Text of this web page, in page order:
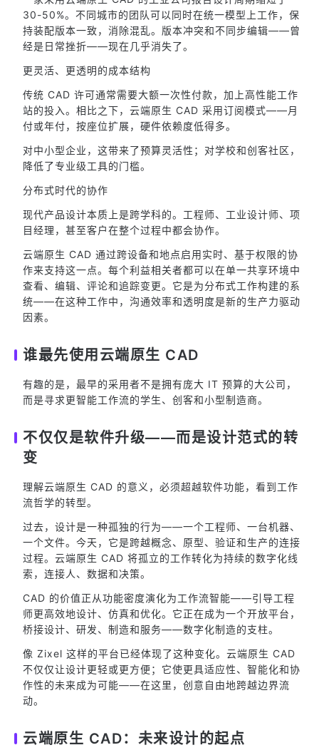
30-50%。不同城市的团队可以同时在统一模型上工作，保
持装配版本一致，消除混乱。版本冲突和不同步编辑——曾
经是日常挫折——现在几乎消失了。
更灵活、更透明的成本结构
传统 CAD 许可通常需要大额一次性付款，加上高性能工作
站的投入。相比之下，云端原生 CAD 采用订阅模式——月
付或年付，按座位扩展，硬件依赖度低得多。
对中小型企业，这带来了预算灵活性；对学校和创客社区，
降低了专业级工具的门槛。
分布式时代的协作
现代产品设计本质上是跨学科的。工程师、工业设计师、项
目经理，甚至客户在整个过程中都会协作。
云端原生 CAD 通过跨设备和地点启用实时、基于权限的协
作来支持这一点。每个利益相关者都可以在单一共享环境中
查看、编辑、评论和追踪变更。它是为分布式工作构建的系
统——在这种工作中，沟通效率和透明度是新的生产力驱动
因素。
谁最先使用云端原生 CAD
有趣的是，最早的采用者不是拥有庞大 IT 预算的大公司，
而是寻求更智能工作流的学生、创客和小型制造商。
不仅仅是软件升级——而是设计范式的转
变
理解云端原生 CAD 的意义，必须超越软件功能，看到工作
流哲学的转型。
过去，设计是一种孤独的行为——一个工程师、一台机器、
一个文件。今天，它是跨越概念、原型、验证和生产的连接
过程。云端原生 CAD 将孤立的工作转化为持续的数字化线
索，连接人、数据和决策。
CAD 的价值正从功能密度演化为工作流智能——引导工程
师更高效地设计、仿真和优化。它正在成为一个开放平台，
桥接设计、研发、制造和服务——数字化制造的支柱。
像 Zixel 这样的平台已经体现了这种变化。云端原生 CAD
不仅仅让设计更轻或更方便；它使更具适应性、智能化和协
作性的未来成为可能——在这里，创意自由地跨越边界流
动。
云端原生 CAD：未来设计的起点